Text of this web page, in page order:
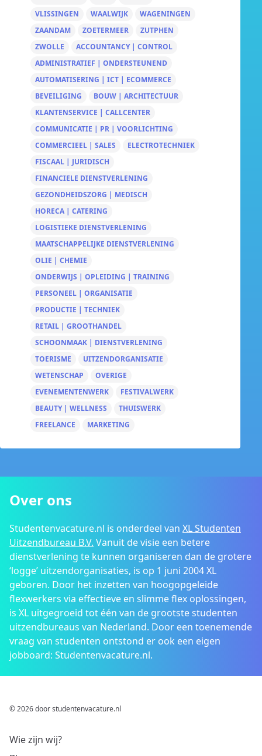
VLISSINGEN
WAALWIJK
WAGENINGEN
ZAANDAM
ZOETERMEER
ZUTPHEN
ZWOLLE
ACCOUNTANCY | CONTROL
ADMINISTRATIEF | ONDERSTEUNEND
AUTOMATISERING | ICT | ECOMMERCE
BEVEILIGING
BOUW | ARCHITECTUUR
KLANTENSERVICE | CALLCENTER
COMMUNICATIE | PR | VOORLICHTING
COMMERCIEEL | SALES
ELECTROTECHNIEK
FISCAAL | JURIDISCH
FINANCIELE DIENSTVERLENING
GEZONDHEIDSZORG | MEDISCH
HORECA | CATERING
LOGISTIEKE DIENSTVERLENING
MAATSCHAPPELIJKE DIENSTVERLENING
OLIE | CHEMIE
ONDERWIJS | OPLEIDING | TRAINING
PERSONEEL | ORGANISATIE
PRODUCTIE | TECHNIEK
RETAIL | GROOTHANDEL
SCHOONMAAK | DIENSTVERLENING
TOERISME
UITZENDORGANISATIE
WETENSCHAP
OVERIGE
EVENEMENTENWERK
FESTIVALWERK
BEAUTY | WELLNESS
THUISWERK
FREELANCE
MARKETING
Over ons
Studentenvacature.nl is onderdeel van XL Studenten
Uitzendbureau B.V. Vanuit de visie een betere
dienstverlening te kunnen organiseren dan de grotere
‘logge’ uitzendorganisaties, is op 1 juni 2004 XL
geboren. Door het inzetten van hoogopgeleide
flexwerkers via effectieve en slimme flex oplossingen,
is XL uitgegroeid tot één van de grootste studenten
uitzendbureaus van Nederland. Door een toenemende
vraag van studenten ontstond er ook een eigen
jobboard: Studentenvacature.nl.
© 2026 door studentenvacature.nl
Wie zijn wij?